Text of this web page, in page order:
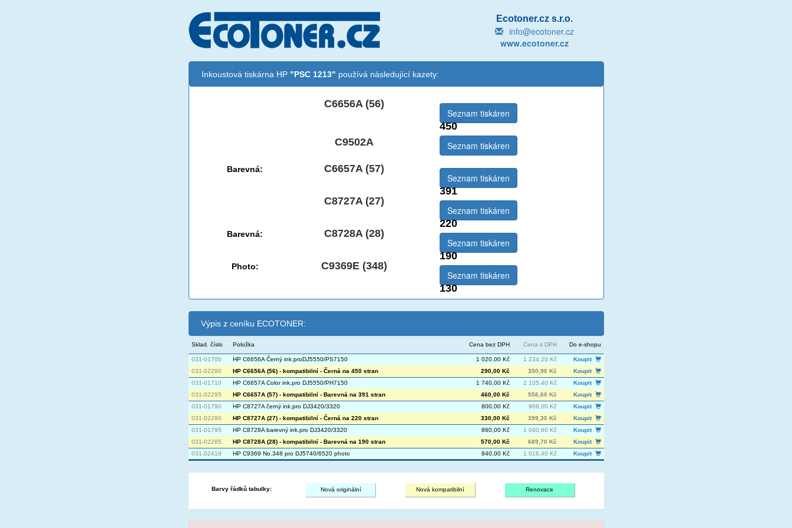
Ecotoner.cz s.r.o.
info@ecotoner.cz
www.ecotoner.cz
Inkoustová tiskárna HP "PSC 1213" používá následující kazety:
C6656A (56)
450
Seznam tiskáren
C9502A Seznam tiskáren
Barevná:
C6657A (57)
391
Seznam tiskáren
C8727A (27)
220
Seznam tiskáren
Barevná:
C8728A (28)
190
Seznam tiskáren
Photo:
C9369E (348)
130
Seznam tiskáren
Výpis z ceníku ECOTONER:
Sklad. číslo Položka Cena bez DPH Cena s DPH Do e-shopu
031-01700 HP C6656A Černý ink.proDJ5550/PS7150 1 020,00 Kč 1 234,20 Kč
Koupit
031-02290
HP C6656A (56) - kompatibilní - Černá na 450 stran 290,00 Kč 350,90 Kč
Koupit
031-01710
HP C6657A Color ink.pro DJ5550/PH7150 1 740,00 Kč 2 105,40 Kč
Koupit
031-02295
HP C6657A (57) - kompatibilní - Barevná na 391 stran 460,00 Kč 556,60 Kč
Koupit
031-01790
HP C8727A černý ink.pro DJ3420/3320 800,00 Kč 968,00 Kč
Koupit
031-02280
HP C8727A (27) - kompatibilní - Černá na 220 stran 330,00 Kč 399,30 Kč
Koupit
031-01795
HP C8728A barevný ink.pro DJ3420/3320 860,00 Kč 1 040,60 Kč
Koupit
031-02285
HP C8728A (28) - kompatibilní - Barevná na 190 stran 570,00 Kč 689,70 Kč
Koupit
031-02418
HP C9369 No.348 pro DJ5740/6520 photo 840,00 Kč 1 016,40 Kč Koupit
Barvy řádků tabulky: Nová originální Nová kompatibilní Renovace